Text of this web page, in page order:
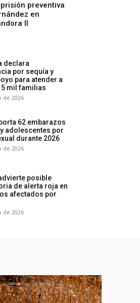
preventiva
en
II
declara
por sequía y
para atender a
mil familias
de 2026
62 embarazos
adolescentes por
durante 2026
de 2026
posible
de alerta roja en
afectados por
de 2026